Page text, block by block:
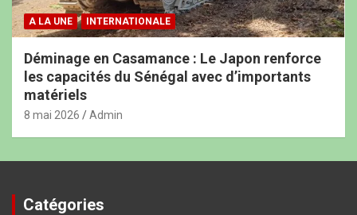
A LA UNE INTERNATIONALE
Déminage en Casamance : Le Japon renforce
les capacités du Sénégal avec d’importants
matériels
8 mai 2026 Admin
Catégories